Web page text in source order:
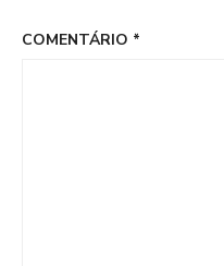
COMENTÁRIO *